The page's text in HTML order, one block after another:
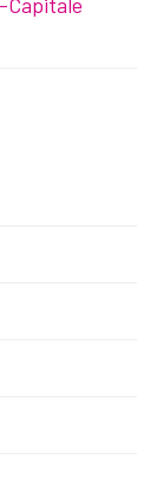
Capitale